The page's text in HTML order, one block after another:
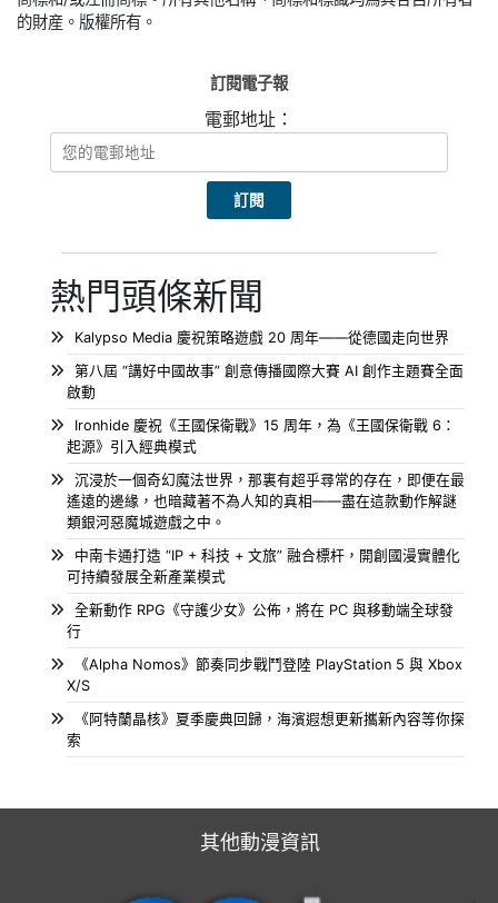
的財産。版權所有。
訂閱電子報
電郵地址：
熱門頭條新聞
Kalypso Media 慶祝策略遊戲 20 周年——從德國走向世界
第八屆 “講好中國故事” 創意傳播國際大賽 AI 創作主題賽全面
啟動
Ironhide 慶祝《王國保衛戰》15 周年，為《王國保衛戰 6：
起源》引入經典模式
沉浸於一個奇幻魔法世界，那裏有超乎尋常的存在，即便在最
遙遠的邊緣，也暗藏著不為人知的真相——盡在這款動作解謎
類銀河惡魔城遊戲之中。
中南卡通打造 “IP + 科技 + 文旅” 融合標杆，開創國漫實體化
可持續發展全新產業模式
全新動作 RPG《守護少女》公佈，將在 PC 與移動端全球發
行
《Alpha Nomos》節奏同步戰鬥登陸 PlayStation 5 與 Xbox
X/S
《阿特蘭晶核》夏季慶典回歸，海濱遐想更新攜新內容等你探
索
其他動漫資訊